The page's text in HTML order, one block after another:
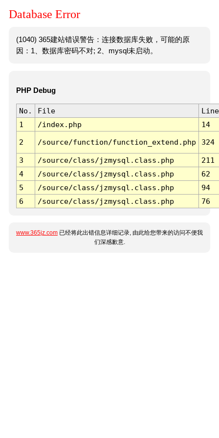
Database Error
(1040) 365建站错误警告：连接数据库失败，可能的原
因：1、数据库密码不对; 2、mysql未启动。
PHP Debug
No. File
Line
1
/index.php 14
2 /source/function/function_extend.php 324
3 /source/class/jzmysql.class.php
211
4
/source/class/jzmysql.class.php
62
5
/source/class/jzmysql.class.php
94
6
/source/class/jzmysql.class.php 76
www.365jz.com 已经将此出错信息详细记录, 由此给您带来的访问不便我
们深感歉意.